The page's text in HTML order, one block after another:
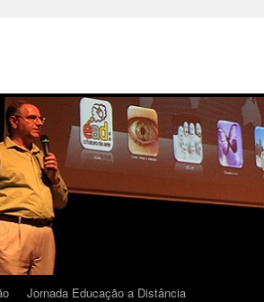
Jornada Educação a Distância